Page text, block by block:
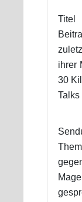
Titel
ihrer
30